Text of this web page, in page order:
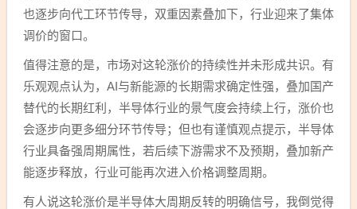
也逐步向代工环节传导，双重因素叠加下，行业迎来了集体
调价的窗口。
值得注意的是，市场对这轮涨价的持续性并未形成共识。有
乐观观点认为，AI与新能源的长期需求确定性强，叠加国产
替代的长期红利，半导体行业的景气度会持续上行，涨价也
会逐步向更多细分环节传导；但也有谨慎观点提示，半导体
行业具备强周期属性，若后续下游需求不及预期，叠加新产
能逐步释放，行业可能再次进入价格调整周期。
有人说这轮涨价是半导体大周期反转的明确信号，我倒觉得